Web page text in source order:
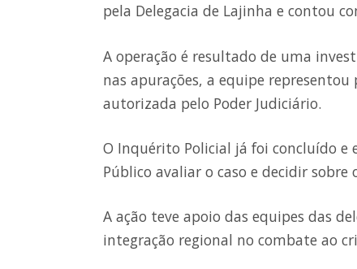
pela Delegacia de Lajinha e contou
A operação é resultado de uma
nas apurações, a equipe
autorizada pelo Poder Judiciário.
O Inquérito Policial já foi concluído e
Público avaliar o caso e decidir
A ação teve apoio das equipes das
integração regional no combate ao